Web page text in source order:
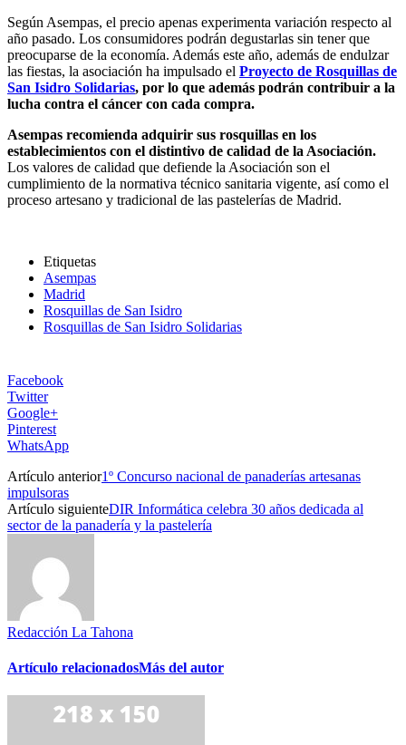
Según Asempas, el precio apenas experimenta variación respecto al
año pasado. Los consumidores podrán degustarlas sin tener que
preocuparse de la economía. Además este año, además de endulzar
las fiestas, la asociación ha impulsado el Proyecto de Rosquillas de
San Isidro Solidarias, por lo que además podrán contribuir a la
lucha contra el cáncer con cada compra.
Asempas recomienda adquirir sus rosquillas en los
establecimientos con el distintivo de calidad de la Asociación.
Los valores de calidad que defiende la Asociación son el
cumplimiento de la normativa técnico sanitaria vigente, así como el
proceso artesano y tradicional de las pastelerías de Madrid.
Etiquetas
Asempas
Madrid
Rosquillas de San Isidro
Rosquillas de San Isidro Solidarias
Facebook
Twitter
Google+
Pinterest
WhatsApp
Artículo anterior1º Concurso nacional de panaderías artesanas
impulsoras
Artículo siguienteDIR Informática celebra 30 años dedicada al
sector de la panadería y la pastelería
Redacción La Tahona
Artículo relacionadosMás del autor